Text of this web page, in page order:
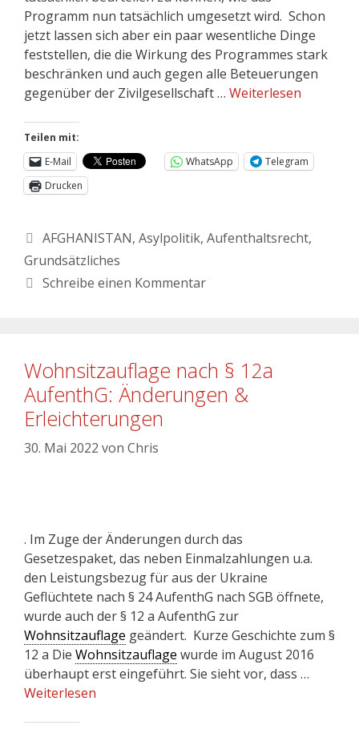
Programm nun tatsächlich umgesetzt wird. Schon
jetzt lassen sich aber ein paar wesentliche Dinge
feststellen, die die Wirkung des Programmes stark
beschränken und auch gegen alle Beteuerungen
gegenüber der Zivilgesellschaft … Weiterlesen
Teilen mit:
E-Mail
WhatsApp
Telegram
Drucken
AFGHANISTAN, Asylpolitik, Aufenthaltsrecht,
Grundsätzliches
Schreibe einen Kommentar
Wohnsitzauflage nach § 12a
AufenthG: Änderungen &
Erleichterungen
30. Mai 2022 von Chris
. Im Zuge der Änderungen durch das
Gesetzespaket, das neben Einmalzahlungen u.a.
den Leistungsbezug für aus der Ukraine
Geflüchtete nach § 24 AufenthG nach SGB öffnete,
wurde auch der § 12 a AufenthG zur
Wohnsitzauflage geändert. Kurze Geschichte zum §
12 a Die Wohnsitzauflage wurde im August 2016
überhaupt erst eingeführt. Sie sieht vor, dass …
Weiterlesen